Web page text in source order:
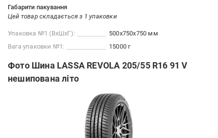
Габарити пакування
Цей товар складається з 1 упаковки
Упаковка №1 (ВхШхГ):
500x750x750 мм
Вага упаковки №1:
15000 г
Фото Шина LASSA REVOLA 205/55 R16 91 V
нешипована літо